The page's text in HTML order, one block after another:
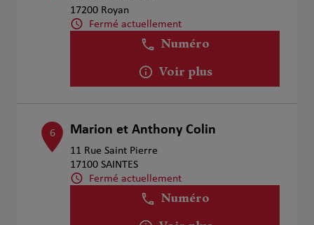
17200 Royan
Fermé actuellement
Numéro
Voir plus
6 Marion et Anthony Colin
11 Rue Saint Pierre
17100 SAINTES
Fermé actuellement
Numéro